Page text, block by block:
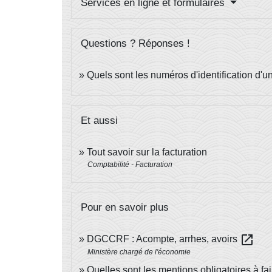
Services en ligne et formulaires
Questions ? Réponses !
Quels sont les numéros d'identification
Et aussi
Tout savoir sur la facturation
Comptabilité - Facturation
Pour en savoir plus
DGCCRF : Acompte, arrhes, avoirs open_in_new
Ministère chargé de l'économie
Quelles sont les mentions obligatoires à